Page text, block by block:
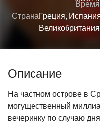
Время
СтранаГреция,
Великобритания
Описание
На частном острове в
могущественный
вечеринку по случаю